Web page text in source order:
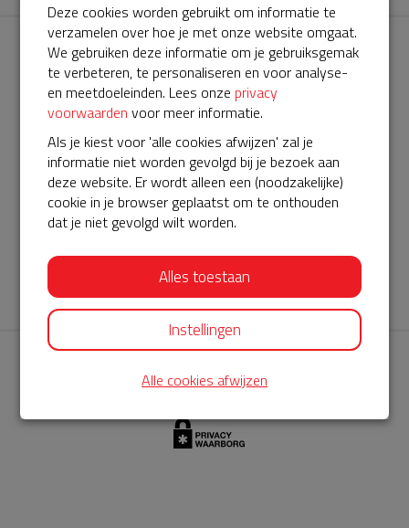
AED360-ProCardio
ServiceBuurtAED wordt aangeboden door de Hartstichting en
AED360-ProCardio. Net als bij BuurtAED is AED360-ProCardio
de leverancier van het servicepakket en ontzorgen zij jou de
komende jaren. AED360-ProCardio is gespecialiseerd in de
levering en het onderhoud van Philips AED’s.
Deze cookies worden gebruikt om informatie te
verzamelen over hoe je met onze website omgaat.
We gebruiken deze informatie om je gebruiksgemak
te verbeteren, te personaliseren en voor analyse-
en meetdoeleinden. Lees onze privacy
voorwaarden voor meer informatie.
Als je kiest voor 'alle cookies afwijzen' zal je
informatie niet worden gevolgd bij je bezoek aan
deze website. Er wordt alleen een (noodzakelijke)
cookie in je browser geplaatst om te onthouden
dat je niet gevolgd wilt worden.
Alles toestaan
Instellingen
Alle cookies afwijzen